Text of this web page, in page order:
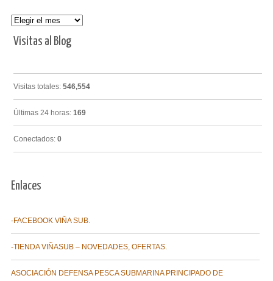
Archivos
Visitas al Blog
Visitas totales: 546,554
Últimas 24 horas: 169
Conectados: 0
Enlaces
-FACEBOOK VIÑA SUB.
-TIENDA VIÑASUB – NOVEDADES, OFERTAS.
ASOCIACIÓN DEFENSA PESCA SUBMARINA PRINCIPADO DE